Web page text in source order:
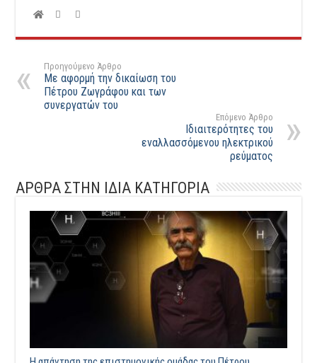
Προηγούμενο Άρθρο
Με αφορμή την δικαίωση του
Πέτρου Ζωγράφου και των
συνεργατών του
Επόμενο Άρθρο
Ιδιαιτερότητες του
εναλλασσόμενου ηλεκτρικού
ρεύματος
ΑΡΘΡΑ ΣΤΗΝ ΙΔΙΑ ΚΑΤΗΓΟΡΙΑ